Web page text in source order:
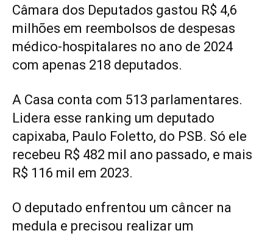
Câmara dos Deputados gastou R$ 4,6
milhões em reembolsos de despesas
médico-hospitalares no ano de 2024
com apenas 218 deputados.
A Casa conta com 513 parlamentares.
Lidera esse ranking um deputado
capixaba, Paulo Foletto, do PSB. Só ele
recebeu R$ 482 mil ano passado, e mais
R$ 116 mil em 2023.
O deputado enfrentou um câncer na
medula e precisou realizar um